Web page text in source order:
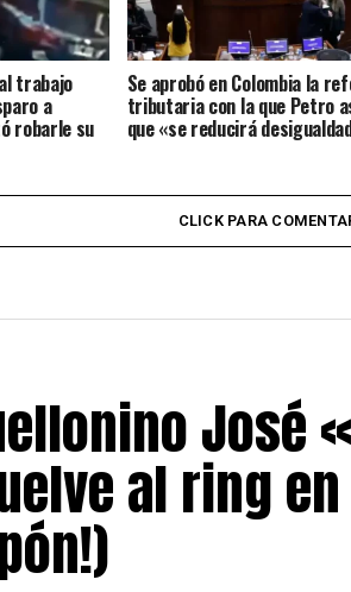
trabajo
a
robarle su
Se aprobó en Colombia la
tributaria con la que Petro
que «se reducirá
CLICK PARA
José
al ring